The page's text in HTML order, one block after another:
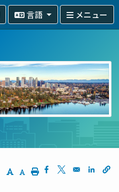
言語 メニュー
Increase Text Size
Decrease Text Size
PrintOpens in a new
Opens in aOpens